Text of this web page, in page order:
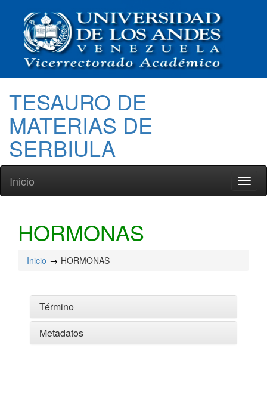
TESAURO DE
MATERIAS DE
SERBIULA
Inicio
HORMONAS
Inicio HORMONAS
Término
Metadatos